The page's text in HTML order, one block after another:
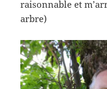
raisonnable et
arbre)